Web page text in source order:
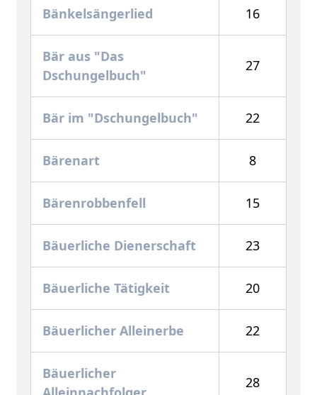
Bänkelsängerlied 16
Bär aus "Das
Dschungelbuch"
27
Bär im "Dschungelbuch" 22
Bärenart 8
Bärenrobbenfell 15
Bäuerliche Dienerschaft 23
Bäuerliche Tätigkeit 20
Bäuerlicher Alleinerbe 22
Bäuerlicher
28